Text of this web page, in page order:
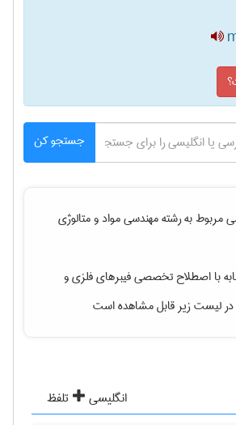
جستجو کن
به رشتهمهندسی مواد و متالوژی
با اصطلاح تخصصیفیبرهای فلزیو
در لیست زیر قابل مشاهده است
انگلیسی
تلفظ